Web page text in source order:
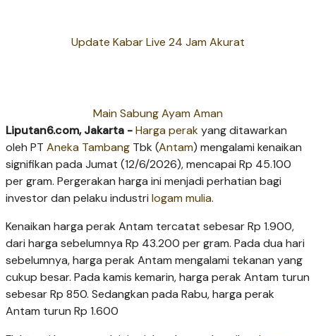
Update Kabar Live 24 Jam Akurat
Main Sabung Ayam Aman
Liputan6.com, Jakarta -Harga perakyang ditawarkan
oleh PT Aneka Tambang Tbk (Antam) mengalami kenaikan
signifikan pada Jumat (12/6/2026), mencapai Rp 45.100
per gram. Pergerakan harga ini menjadi perhatian bagi
investor dan pelaku industri logam mulia.
Kenaikan harga perak Antam tercatat sebesar Rp 1.900,
dari harga sebelumnya Rp 43.200 per gram. Pada dua hari
sebelumnya, harga perak Antam mengalami tekanan yang
cukup besar. Pada kamis kemarin, harga perak Antam turun
sebesar Rp 850. Sedangkan pada Rabu, harga perak
Antam turun Rp 1.600